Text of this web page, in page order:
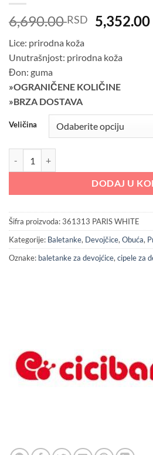
6,690.00RSD
cena
bila:
6,690.00
5,352.00
Lice: prirodna koža
Unutrašnjost: prirodna koža
Đon: guma
»OGRANIČENE KOLIČINE
»BRZA DOSTAVA
Veličina
DODAJ U
Šifra proizvoda:361313 PARIS WHITE
Kategorije: Baletanke, Devojčice, Obuća,
Oznake: baletanke za devojćice, cipele za